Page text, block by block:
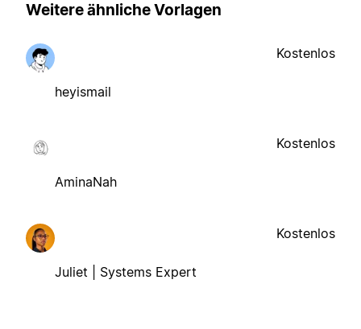
Weitere ähnliche Vorlagen
heyismail
Kostenlos
AminaNah
Kostenlos
Juliet | Systems Expert
Kostenlos